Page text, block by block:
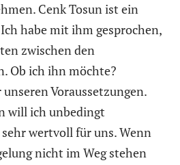
Cenk Tosun ist ein
habe mit ihm gesprochen,
zwischen den
Ob ich ihn möchte?
Voraussetzungen.
will ich unbedingt
wertvoll für uns. Wenn
nicht im Weg stehen